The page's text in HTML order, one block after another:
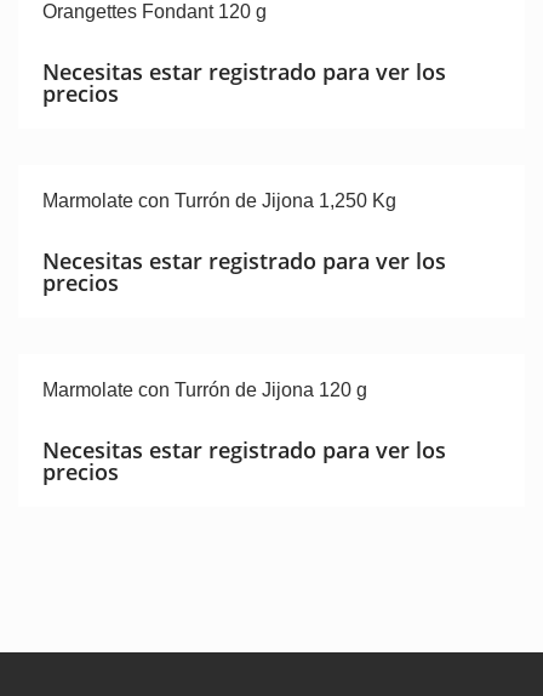
Orangettes Fondant 120 g
Necesitas estar registrado para ver los
precios
Marmolate con Turrón de Jijona 1,250 Kg
Necesitas estar registrado para ver los
precios
Marmolate con Turrón de Jijona 120 g
Necesitas estar registrado para ver los
precios